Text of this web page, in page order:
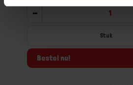
-
Bestel nu!